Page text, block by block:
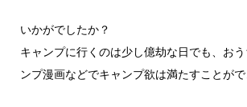
いかがでしたか？
キャンプに行くのは少し億劫な日でも、お
ンプ漫画などでキャンプ欲は満たすことがで